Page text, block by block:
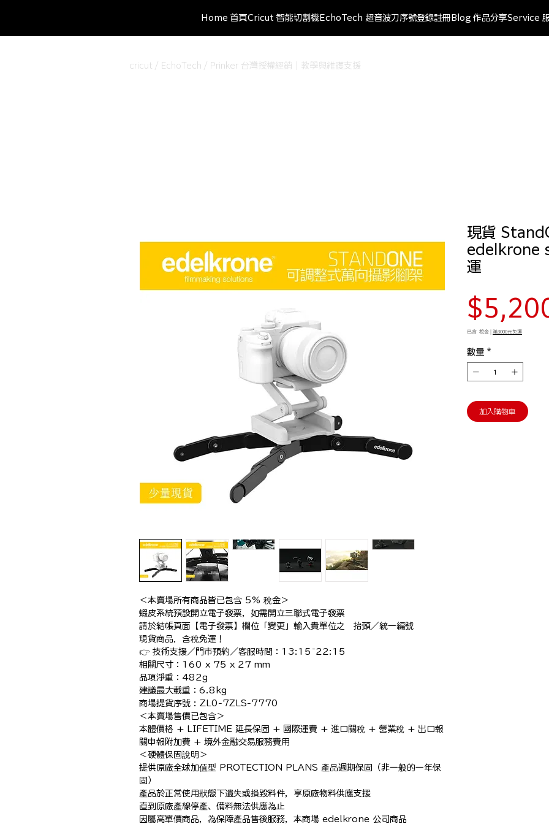
Home 首頁Cricut 智能切割機EchoTech 超音波刀序號登錄註冊 Blog 作品分享Service
cricut / EchoTech / Prinker 台灣授權經銷｜教學與維護支援
＜本賣場所有商品皆已包含 5% 稅金＞
蝦皮系統預設開立電子發票，如需開立三聯式電子發票
請於結帳頁面【電子發票】欄位「變更」輸入貴單位之　抬頭／統一編號
現貨商品．含稅免運！
👉 技術支援／門市預約／客服時間：13:15~22:15
相關尺寸：160 x 75 x 27 mm
品項淨重：482g
建議最大載重：6.8kg
商場提貨序號 : ZL0-7ZLS-7770
＜本賣場售價已包含＞
本體價格 + LIFETIME 延長保固 + 國際運費 + 進口關稅 + 營業稅 + 出口報
關申報附加費 + 境外金融交易服務費用
＜硬體保固說明＞
提供原廠全球加值型 PROTECTION PLANS 產品週期保固（非一般的一年保
固）
產品於正常使用狀態下遺失或損毀料件，享原廠物料供應支援
直到原廠產線停產、備料無法供應為止
因屬高單價商品，為保障產品售後服務，本商場 edelkrone 公司商品
現貨
edelkrone
運
已含 稅金 滿3000元免運
數量 *
加入購物車